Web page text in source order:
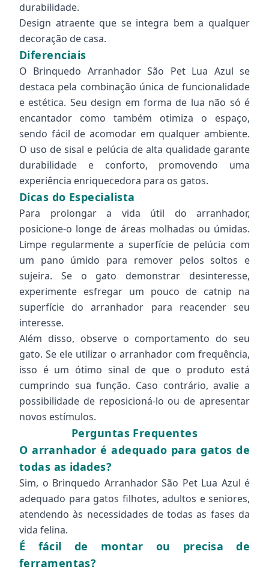
durabilidade.
Design atraente que se integra bem a qualquer
decoração de casa.
Diferenciais
O Brinquedo Arranhador São Pet Lua Azul se
destaca pela combinação única de funcionalidade
e estética. Seu design em forma de lua não só é
encantador como também otimiza o espaço,
sendo fácil de acomodar em qualquer ambiente.
O uso de sisal e pelúcia de alta qualidade garante
durabilidade e conforto, promovendo uma
experiência enriquecedora para os gatos.
Dicas do Especialista
Para prolongar a vida útil do arranhador,
posicione-o longe de áreas molhadas ou úmidas.
Limpe regularmente a superfície de pelúcia com
um pano úmido para remover pelos soltos e
sujeira. Se o gato demonstrar desinteresse,
experimente esfregar um pouco de catnip na
superfície do arranhador para reacender seu
interesse.
Além disso, observe o comportamento do seu
gato. Se ele utilizar o arranhador com frequência,
isso é um ótimo sinal de que o produto está
cumprindo sua função. Caso contrário, avalie a
possibilidade de reposicioná-lo ou de apresentar
novos estímulos.
Perguntas Frequentes
O arranhador é adequado para gatos de
todas as idades?
Sim, o Brinquedo Arranhador São Pet Lua Azul é
adequado para gatos filhotes, adultos e seniores,
atendendo às necessidades de todas as fases da
vida felina.
É fácil de montar ou precisa de
ferramentas?